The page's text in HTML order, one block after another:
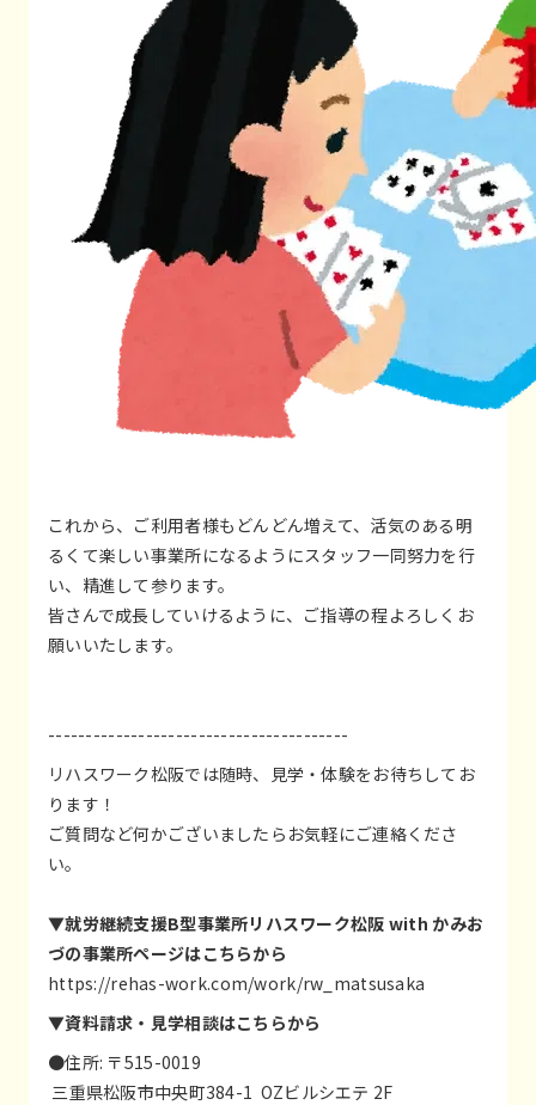
これから、ご利用者様もどんどん増えて、活気のある明
るくて楽しい事業所になるようにスタッフ一同努力を行
い、精進して参ります。
皆さんで成長していけるように、ご指導の程よろしくお
願いいたします。
----------------------------------------
リハスワーク松阪では随時、見学・体験をお待ちしてお
ります！
ご質問など何かございましたらお気軽にご連絡くださ
い。
▼就労継続支援B型事業所リハスワーク松阪 with かみお
づの事業所ページはこちらから
https://rehas-work.com/work/rw_matsusaka
▼資料請求・見学相談はこちらから
●住所: 〒515-0019
三重県松阪市中央町384-1 OZビルシエテ 2F